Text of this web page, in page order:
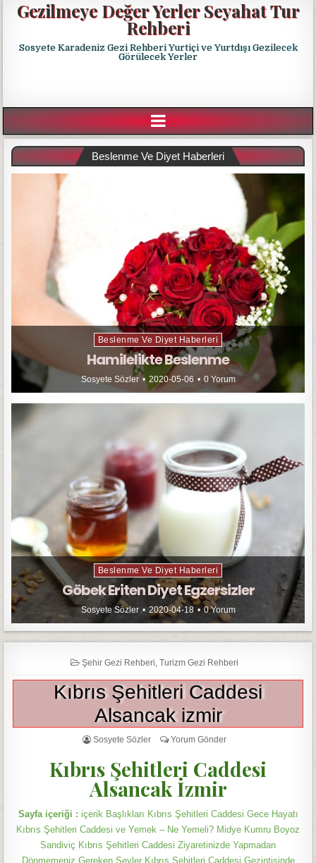
Gezilmeye Değer Yerler Seyahat Tur
Rehberi
Sosyete Karadeniz Gezi Rehberi Yurtiçi ve Yurtdışı Gezilecek
Görülecek Yerler
Beslenme Ve Diyet Haberleri
Beslenme Ve Diyet Haberleri
Hamilelikte Beslenme
Sosyete Sözler 2020-05-06 0 Yorum
Beslenme Ve Diyet Haberleri
Göbek Eriten Diyet Egzersizler
Sosyete Sözler 2020-04-18 0 Yorum
Şehir Gezi Rehberi Turizm Gezi Rehberi
Kıbrıs Şehitleri Caddesi
Alsancak izmir
Sosyete Sözler Yorum Gönder
Kıbrıs Şehitleri Caddesi
Alsancak İzmir
Sayfa içeriği : içerik Başlıkları Kıbrıs Şehitleri Caddesi Gece Hayatı
Kıbrıs Şehitleri Caddesi ve Yemek – Ne Yemeli? Midye Kumru Boyoz
Sandiviç Kıbrıs Şehitleri Caddesi Ziyaretinizde Yapmadan
Dönmemeniz Gereken Şeyler Kıbrıs Şehitleri Caddesi Gezintisinde